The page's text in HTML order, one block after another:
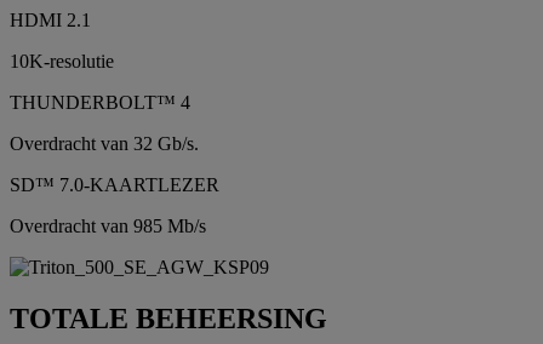
HDMI 2.1
10K-resolutie
THUNDERBOLT™ 4
Overdracht van 32 Gb/s.
SD™ 7.0-KAARTLEZER
Overdracht van 985 Mb/s
TOTALE BEHEERSING